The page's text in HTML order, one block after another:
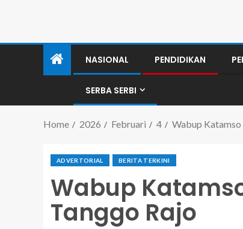
NASIONAL PENDIDIKAN
SERBA SERBI
Home 2026 Februari 4 Wabup
ADVERTORIAL BERITA TERKINI
Wabup
Tanggo Rajo